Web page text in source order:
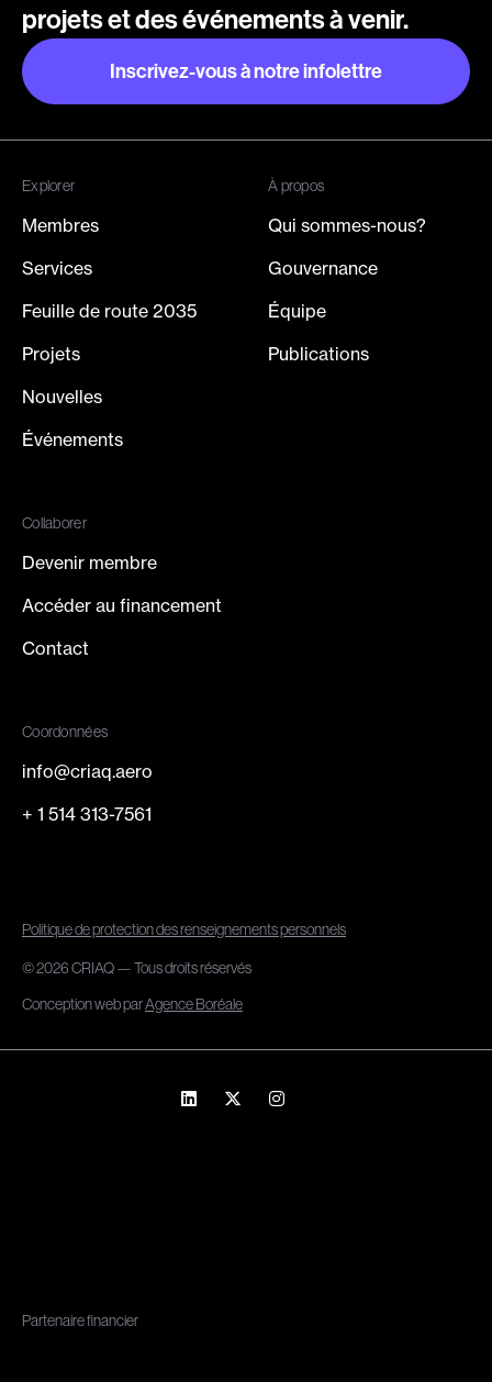
projets et des événements à venir.
Inscrivez-vous à notre infolettre
Inscrivez-vous à notre infolettre
Explorer
Membres
Services
Feuille de route 2035
Projets
Nouvelles
Événements
À propos
Qui sommes-nous?
Gouvernance
Équipe
Publications
Collaborer
Devenir membre
Accéder au financement
Contact
Coordonnées
info@criaq.aero
+ 1 514 313-7561
Politique de protection des renseignements personnels
© 2026 CRIAQ — Tous droits réservés
Conception web parAgence Boréale
Partenaire financier